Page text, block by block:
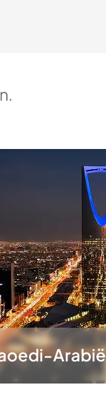
Arabië